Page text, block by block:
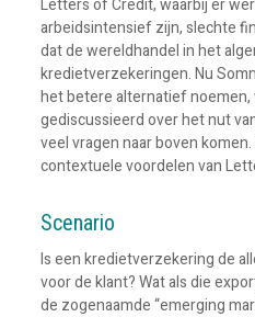
Letters of Credit, waarbij er
arbeidsintensief zijn, slechte
dat de wereldhandel in het
kredietverzekeringen. Nu
het betere alternatief
gediscussieerd over het nut
veel vragen naar boven
contextuele voordelen van
Scenario
Is een kredietverzekering de
voor de klant? Wat als die
de zogenaamde “emerging